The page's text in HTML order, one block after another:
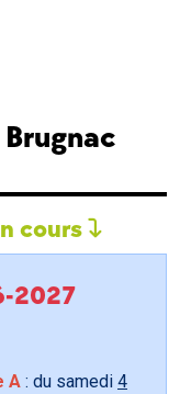
cours
2027
A : du samedi 4